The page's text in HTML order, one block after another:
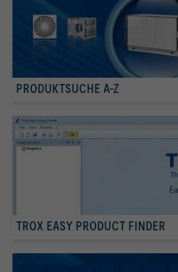
PRODUKTSUCHE A-Z
TROX EASY PRODUCT FINDER